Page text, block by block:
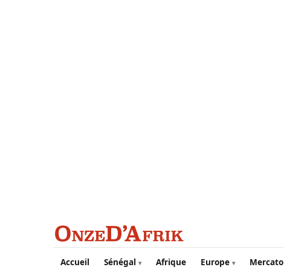
Aller au contenu principal
Accueil Sénégal Afrique Europe Mercato